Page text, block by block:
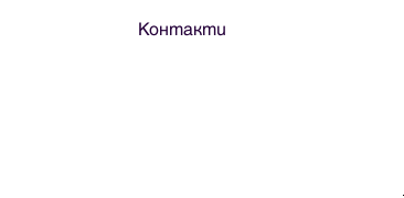
Контакти